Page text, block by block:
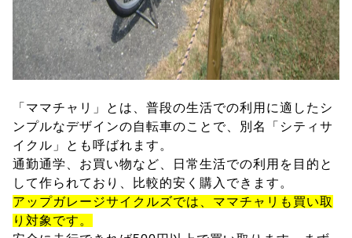
「ママチャリ」とは、普段の生活での利用に適したシ
ンプルなデザインの自転車のことで、別名「シティサ
イクル」とも呼ばれます。
通勤通学、お買い物など、日常生活での利用を目的と
して作られており、比較的安く購入できます。
アップガレージサイクルズでは、ママチャリも買い取
り対象です。